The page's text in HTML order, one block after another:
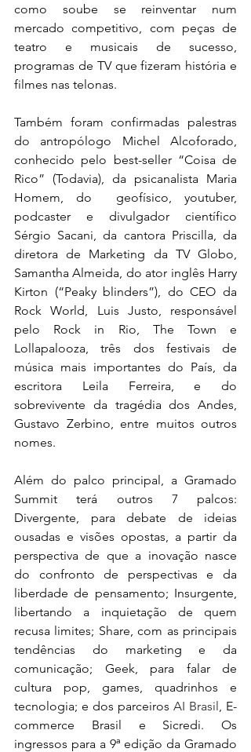
como soube se reinventar num
mercado competitivo, com peças de
teatro e musicais de sucesso,
programas de TV que fizeram história e
filmes nas telonas.
do antropólogo Michel Alcoforado,
conhecido pelo best-seller “Coisa de
Rico” (Todavia), da psicanalista Maria
Homem, do  geofísico, youtuber,
podcaster e divulgador científico
Sérgio Sacani, da cantora Priscilla, da
diretora de Marketing da TV Globo,
Samantha Almeida, do ator inglês Harry
Kirton (“Peaky blinders”), do CEO da
Rock World, Luis Justo, responsável
pelo Rock in Rio, The Town e
Lollapalooza, três dos festivais de
música mais importantes do País, da
escritora Leila Ferreira, e do
sobrevivente da tragédia dos Andes,
Gustavo Zerbino, entre muitos outros
nomes.
Além do palco principal, a Gramado
Summit terá outros 7 palcos:
Divergente, para debate de ideias
ousadas e visões opostas, a partir da
perspectiva de que a inovação nasce
do confronto de perspectivas e da
liberdade de pensamento; Insurgente,
libertando a inquietação de quem
recusa limites; Share, com as principais
tendências do marketing e da
comunicação; Geek, para falar de
cultura pop, games, quadrinhos e
tecnologia; e dos parceiros AI Brasil , E-
commerce Brasil e Sicredi. Os
ingressos para a 9ª edição da Gramado